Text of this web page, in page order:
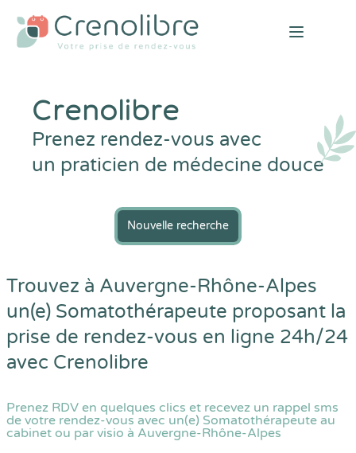
Open
Crenolibre
Prenez rendez-vous avec
un praticien de médecine douce
Nouvelle recherche
Trouvez à Auvergne-Rhône-Alpes
un(e) Somatothérapeute proposant la
prise de rendez-vous en ligne 24h/24
avec Crenolibre
Prenez RDV en quelques clics et recevez un rappel sms
de votre rendez-vous avec un(e) Somatothérapeute au
cabinet ou par visio à Auvergne-Rhône-Alpes